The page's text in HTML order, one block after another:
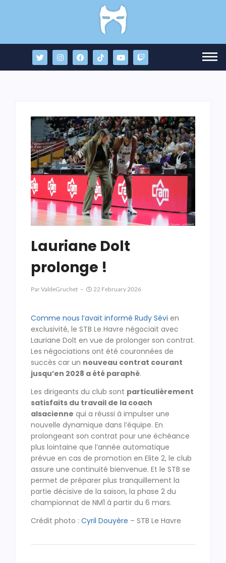
Lauriane Dolt
prolonge !
ParValdeGruchet 22 February 2026
Comme nous l’avait informé Rudy Sévi en
exclusivité, le STB Le Havre négociait avec
Lauriane Dolt en vue de prolonger son contrat.
Les négociations ont été couronnées de
succès car un nouveau contrat courant
jusqu’en 2028 a été paraphé.
Les dirigeants du club sont particulièrement
satisfaits du travail de la coach
alsacienne qui a réussi à impulser une
nouvelle dynamique dans l’équipe. En
prolongeant son contrat pour une échéance
plus lointaine que l’année automatique
prévue en cas de promotion en Elite 2, le club
assure une continuité bienvenue. Et le STB se
permet de préparer plus tranquillement la
partie décisive de la saison, la phase 2 du
championnat de NM1 à partir du 6 mars.
Crédit photo : Cyril Douyère – STB Le Havre